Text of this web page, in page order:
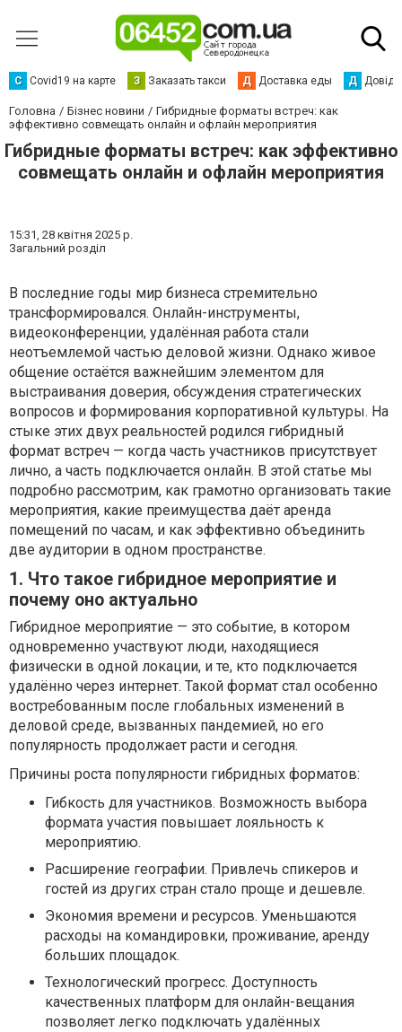
С Сovid19 на карте З Заказать такси Д Доставка еды Д
Головна Бізнес новини
Гибридные форматы встреч: как
эффективно совмещать онлайн и офлайн мероприятия
Гибридные форматы встреч: как эффективно
совмещать онлайн и офлайн мероприятия
15:31, 28 квітня 2025 р.
Загальний розділ
В последние годы мир бизнеса стремительно
трансформировался. Онлайн-инструменты,
видеоконференции, удалённая работа стали
неотъемлемой частью деловой жизни. Однако живое
общение остаётся важнейшим элементом для
выстраивания доверия, обсуждения стратегических
вопросов и формирования корпоративной культуры. На
стыке этих двух реальностей родился гибридный
формат встреч — когда часть участников присутствует
лично, а часть подключается онлайн. В этой статье мы
подробно рассмотрим, как грамотно организовать такие
мероприятия, какие преимущества даёт аренда
помещений по часам, и как эффективно объединить
две аудитории в одном пространстве.
1. Что такое гибридное мероприятие и
почему оно актуально
Гибридное мероприятие — это событие, в котором
одновременно участвуют люди, находящиеся
физически в одной локации, и те, кто подключается
удалённо через интернет. Такой формат стал особенно
востребованным после глобальных изменений в
деловой среде, вызванных пандемией, но его
популярность продолжает расти и сегодня.
Причины роста популярности гибридных форматов:
Гибкость для участников. Возможность выбора
формата участия повышает лояльность к
мероприятию.
Расширение географии. Привлечь спикеров и
гостей из других стран стало проще и дешевле.
Экономия времени и ресурсов. Уменьшаются
расходы на командировки, проживание, аренду
больших площадок.
Технологический прогресс. Доступность
качественных платформ для онлайн-вещания
позволяет легко подключать удалённых